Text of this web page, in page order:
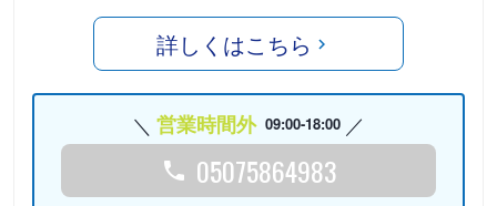
詳しくはこちら
営業時間外 09:00-18:00
05075864983